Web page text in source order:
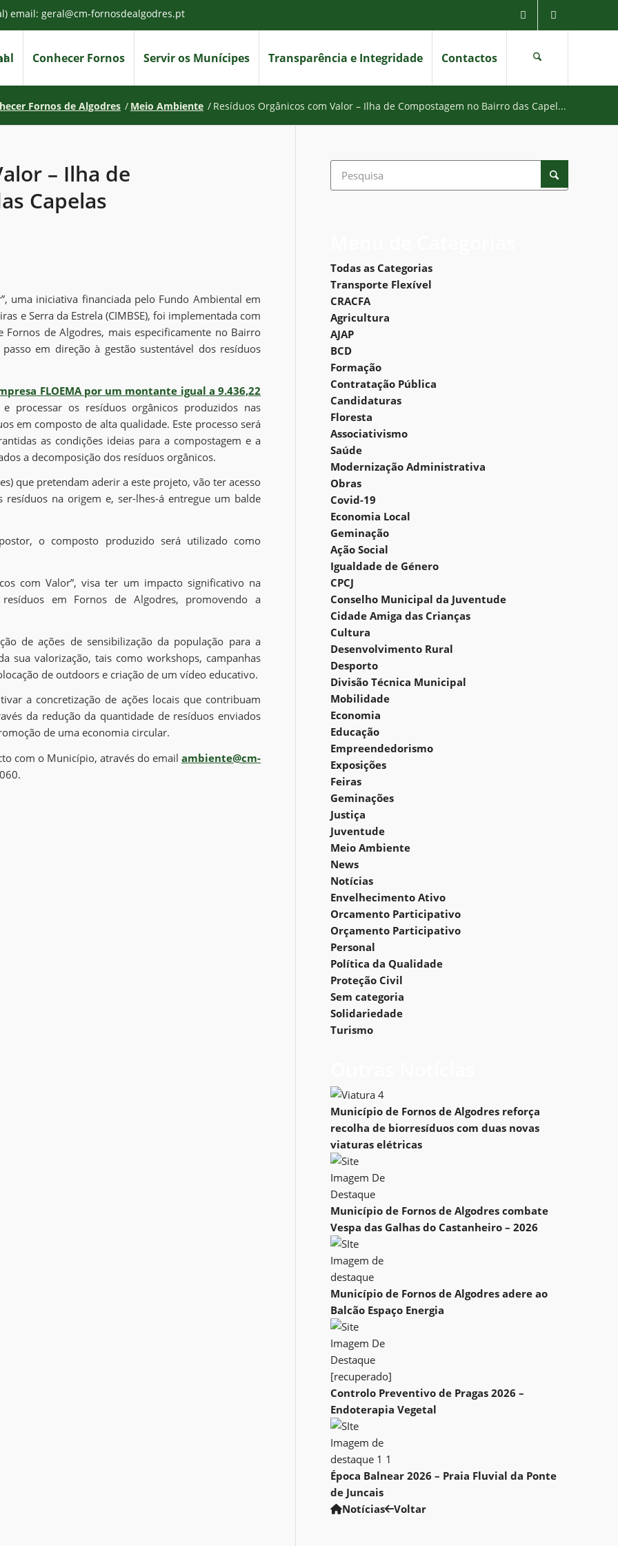
email: geral@cm-fornosdealgodres.pt
Conhecer Fornos Servir os Munícipes Transparência e Integridade Contactos
Fornos de Algodres / Meio Ambiente / Resíduos Orgânicos com Valor – Ilha de Compostagem no Bairro das Capel...
– Ilha de
Capelas
uma iniciativa financiada pelo Fundo Ambiental em
e Serra da Estrela (CIMBSE), foi implementada com
de Algodres, mais especificamente no Bairro
em direção à gestão sustentável dos resíduos
FLOEMA por um montante igual a 9.436,22
processar os resíduos orgânicos produzidos nas
em composto de alta qualidade. Este processo será
as condições ideias para a compostagem e a
a decomposição dos resíduos orgânicos.
que pretendam aderir a este projeto, vão ter acesso
na origem e, ser-lhes-á entregue um balde
o composto produzido será utilizado como
com Valor”, visa ter um impacto significativo na
em Fornos de Algodres, promovendo a
de ações de sensibilização da população para a
sua valorização, tais como workshops, campanhas
de outdoors e criação de um vídeo educativo.
a concretização de ações locais que contribuam
da redução da quantidade de resíduos enviados
de uma economia circular.
com o Município, através do email ambiente@cm-
Todas as Categorias
Transporte Flexível
CRACFA
Agricultura
AJAP
BCD
Formação
Contratação Pública
Candidaturas
Floresta
Associativismo
Saúde
Modernização Administrativa
Obras
Covid-19
Economia Local
Geminação
Ação Social
Igualdade de Género
CPCJ
Conselho Municipal da Juventude
Cidade Amiga das Crianças
Cultura
Desenvolvimento Rural
Desporto
Divisão Técnica Municipal
Mobilidade
Economia
Educação
Empreendedorismo
Exposições
Feiras
Geminações
Justiça
Juventude
Meio Ambiente
News
Notícias
Envelhecimento Ativo
Orcamento Participativo
Orçamento Participativo
Personal
Política da Qualidade
Proteção Civil
Sem categoria
Solidariedade
Turismo
Município de Fornos de Algodres reforça
recolha de biorresíduos com duas novas
viaturas elétricas
Município de Fornos de Algodres combate
Vespa das Galhas do Castanheiro – 2026
Município de Fornos de Algodres adere ao
Balcão Espaço Energia
Controlo Preventivo de Pragas 2026 –
Endoterapia Vegetal
Época Balnear 2026 – Praia Fluvial da Ponte
de Juncais
Notícias
Voltar